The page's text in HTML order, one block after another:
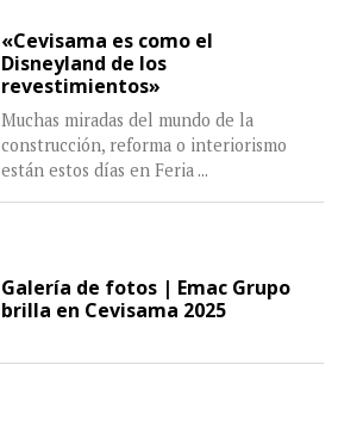
«Cevisama es como el
Disneyland de los
revestimientos»
Muchas miradas del mundo de la
construcción, reforma o interiorismo
están estos días en Feria ...
Galería de fotos | Emac Grupo
brilla en Cevisama 2025